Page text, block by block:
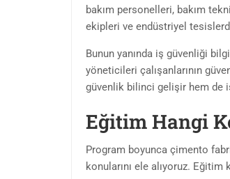
bakım personelleri, bakım
ekipleri ve endüstriyel
Bunun yanında iş güvenliği
yöneticileri çalışanlarının
güvenlik bilinci gelişir hem de
Eğitim Hangi
Program boyunca çimento
konularını ele alıyoruz.